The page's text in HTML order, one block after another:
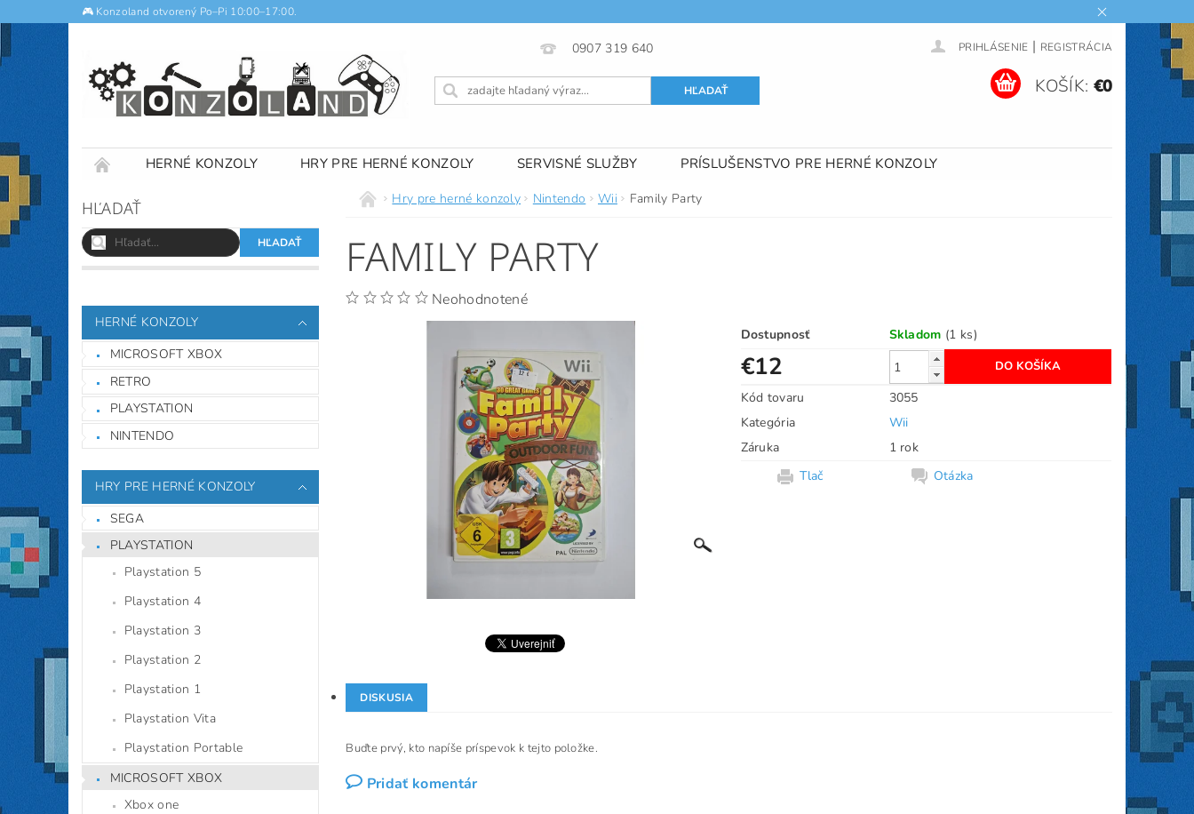
🎮 Konzoland otvorený Po–Pi 10:00–17:00.
0907 319 640 PRIHLÁSENIE | REGISTRÁCIA
KOŠÍK: €0
HERNÉ KONZOLY HRY PRE HERNÉ KONZOLY SERVISNÉ SLUŽBY
PRÍSLUŠENSTVO PRE HERNÉ KONZOLY
NOTEBOOKY
OBCHODNÉ PODMIENKY KONTAKTY
HĽADAŤ
HERNÉ KONZOLY
MICROSOFT XBOX
RETRO
PLAYSTATION
NINTENDO
HRY PRE HERNÉ KONZOLY
SEGA
PLAYSTATION
Playstation 5
Playstation 4
Playstation 3
Playstation 2
Playstation 1
Playstation Vita
Playstation Portable
MICROSOFT XBOX
Xbox one
Hry pre herné konzoly Nintendo Wii Family Party
FAMILY PARTY
Neohodnotené
Dostupnosť Skladom (1 ks)
€12
Kód tovaru
3055
Kategória
Wii
Záruka
1 rok
Tlač
Otázka
DISKUSIA
Buďte prvý, kto napíše príspevok k tejto položke.
Pridať komentár